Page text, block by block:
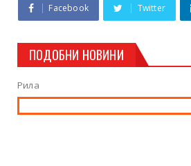
Facebook Twitter
ПОДОБНИ НОВИНИ
Рила